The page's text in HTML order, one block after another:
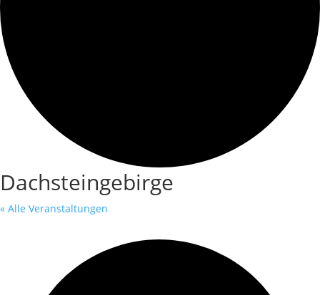
Dachsteingebirge
« Alle Veranstaltungen